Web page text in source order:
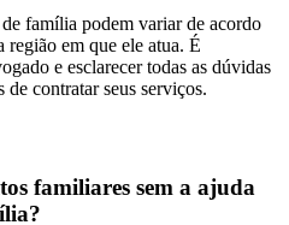
família podem variar de acordo
região em que ele atua. É
e esclarecer todas as dúvidas
de contratar seus serviços.
familiares sem a ajuda